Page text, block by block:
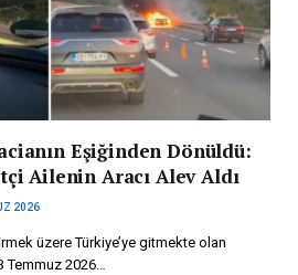
Eşiğinden Dönüldü:
Ailenin Aracı Alev Aldı
2026
üzere Türkiye’ye gitmekte olan
Temmuz 2026…